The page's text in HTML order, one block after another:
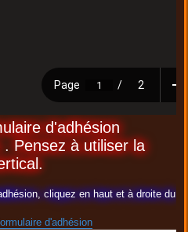
d'adhésion
Pensez à utiliser la
cliquez en haut et à droite du
d'adhésion